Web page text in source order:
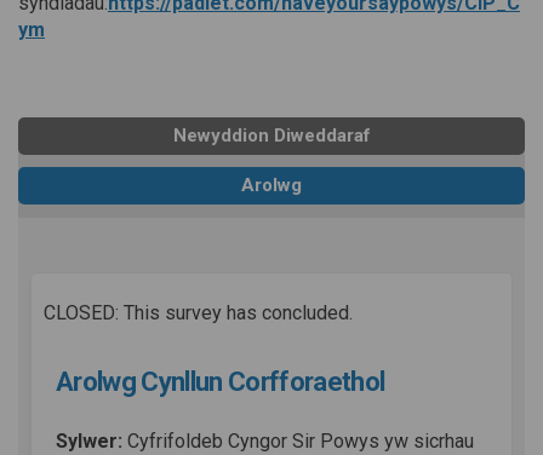
ym
Newyddion Diweddaraf
Arolwg
CLOSED: This survey has concluded.
Arolwg Cynllun Corfforaethol
Sylwer: Cyfrifoldeb Cyngor Sir Powys yw sicrhau